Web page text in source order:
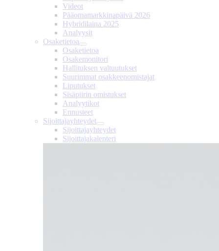
Videot
Pääomamarkkinapäivä 2026
Hybridilaina 2025
Analyysit
Osaketietoa
Osaketietoa
Osakemonitori
Hallituksen valtuutukset
Suurimmat osakkeenomistajat
Liputukset
Sisäpiirin omistukset
Analyytikot
Ennusteet
Sijoittajayhteydet
Sijoittajayhteydet
Sijoittajakalenteri